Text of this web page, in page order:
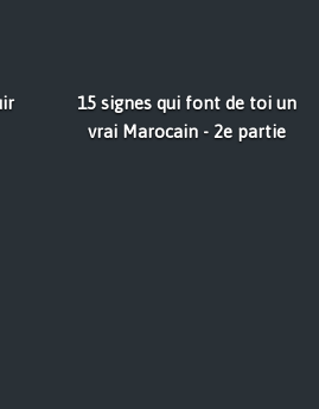
15 signes qui font de toi un
vrai Marocain - 2e partie